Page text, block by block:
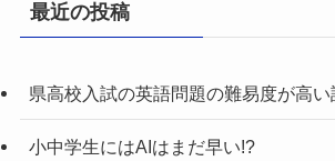
最近の投稿
県高校入試の英語問題の難易度が高い
小中学生にはAIはまだ早い!?